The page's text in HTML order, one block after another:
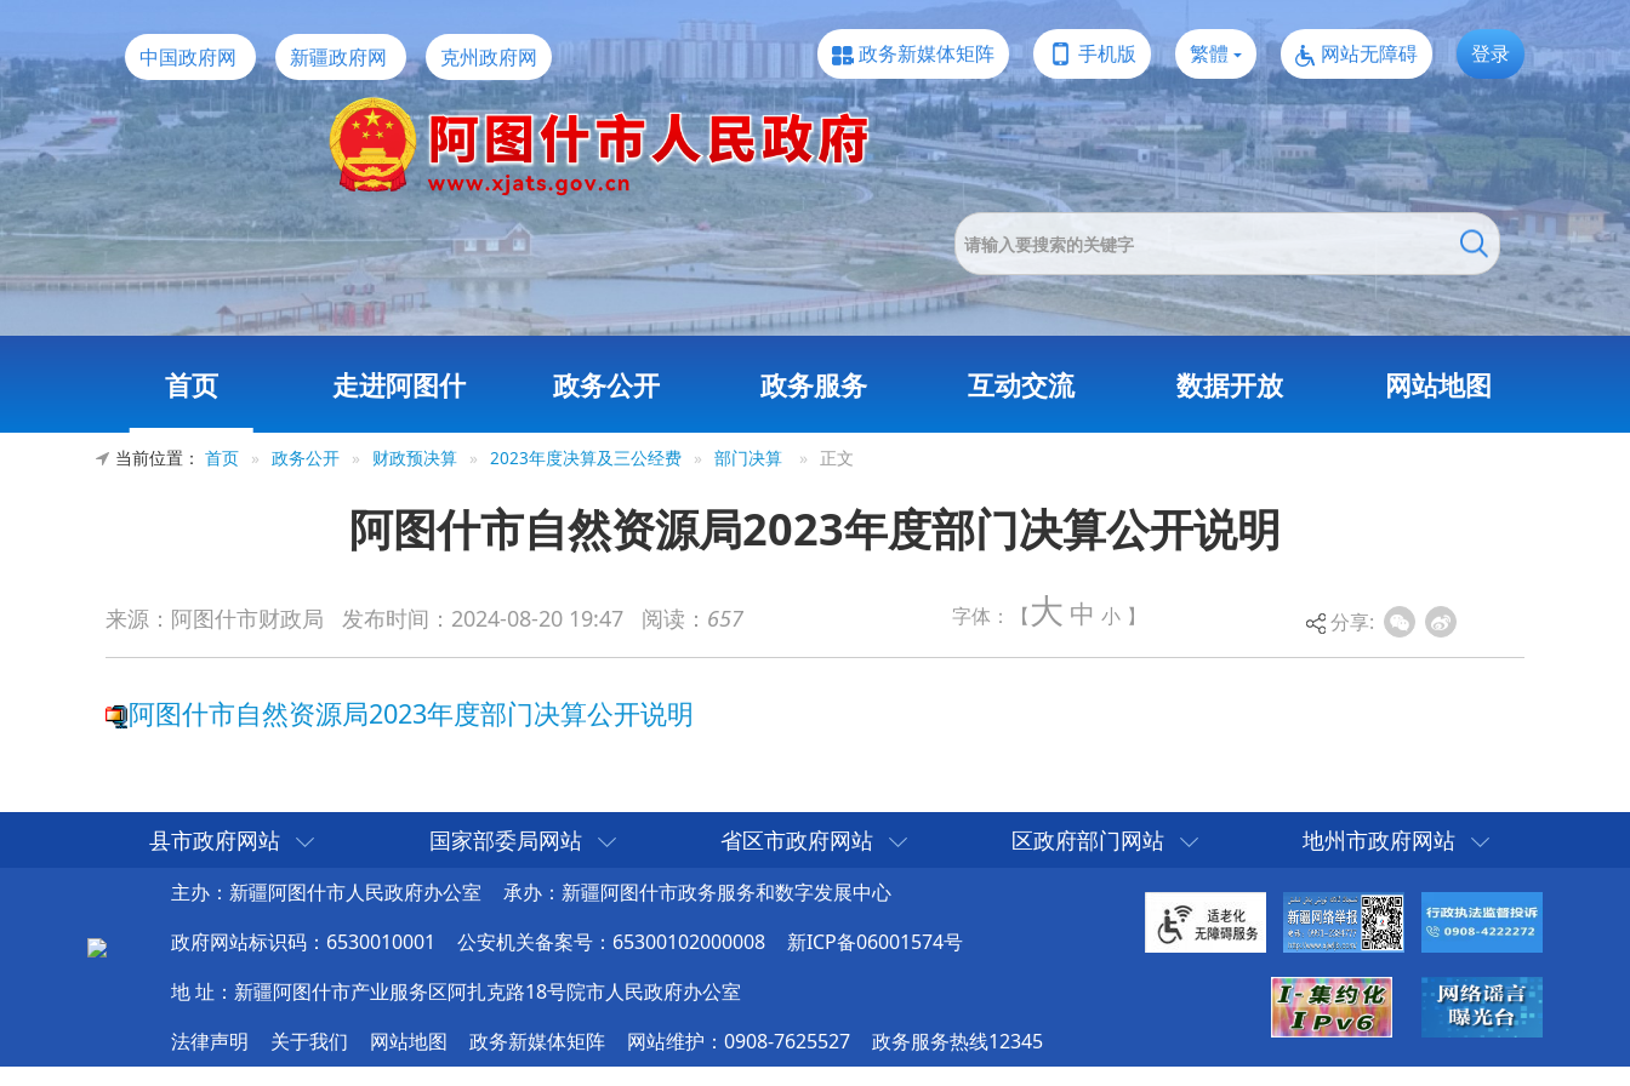
中国政府网 新疆政府网 克州政府网 政务新媒体矩阵 手机版 繁體 网站无障碍 登录
首页 走进阿图什 政务公开 政务服务 互动交流 数据开放 网站地图
当前位置： 首页 » 政务公开 » 财政预决算 » 2023年度决算及三公经费 » 部门决算 » 正文
阿图什市自然资源局2023年度部门决算公开说明
来源：阿图什市财政局 发布时间： 2024-08-20 19:47 阅读： 657 字体：【大 中 小 】 分享:
县市政府网站 国家部委局网站 省区市政府网站 区政府部门网站 地州市政府网站
主办：新疆阿图什市人民政府办公室
承办：新疆阿图什市政务服务和数字发展中心
政府网站标识码：6530010001
公安机关备案号：65300102000008
新ICP备06001574号
地 址：新疆阿图什市产业服务区阿扎克路18号院市人民政府办公室
法律声明
关于我们 网站地图 政务新媒体矩阵 网站维护：0908-7625527 政务服务热线12345